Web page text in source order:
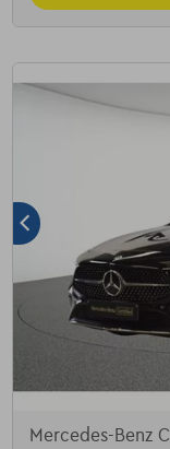
Mercedes-Benz